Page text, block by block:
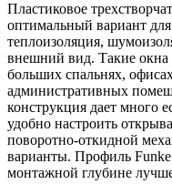
Пластиковое
оптимальный вариант
теплоизоляция,
внешний вид. Такие окна
больших спальнях,
административных
конструкция дает много
удобно настроить
поворотно-откидной
варианты. Профиль
монтажной глубине